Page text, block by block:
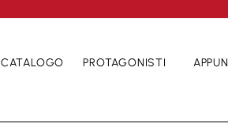
CATALOGO PROTAGONISTI